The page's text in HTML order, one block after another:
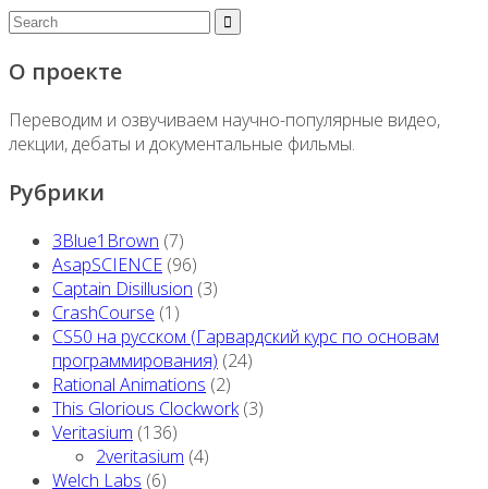
О проекте
Переводим и озвучиваем научно-популярные видео,
лекции, дебаты и документальные фильмы.
Рубрики
3Blue1Brown (7)
AsapSCIENCE (96)
Captain Disillusion (3)
CrashCourse (1)
CS50 на русском (Гарвардский курс по основам
программирования) (24)
Rational Animations (2)
This Glorious Clockwork(3)
Veritasium (136)
2veritasium (4)
Welch Labs (6)